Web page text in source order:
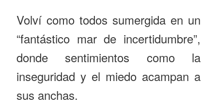
Volví como todos sumergida en un
“fantástico mar de incertidumbre”,
donde sentimientos como la
inseguridad y el miedo acampan a
sus anchas.